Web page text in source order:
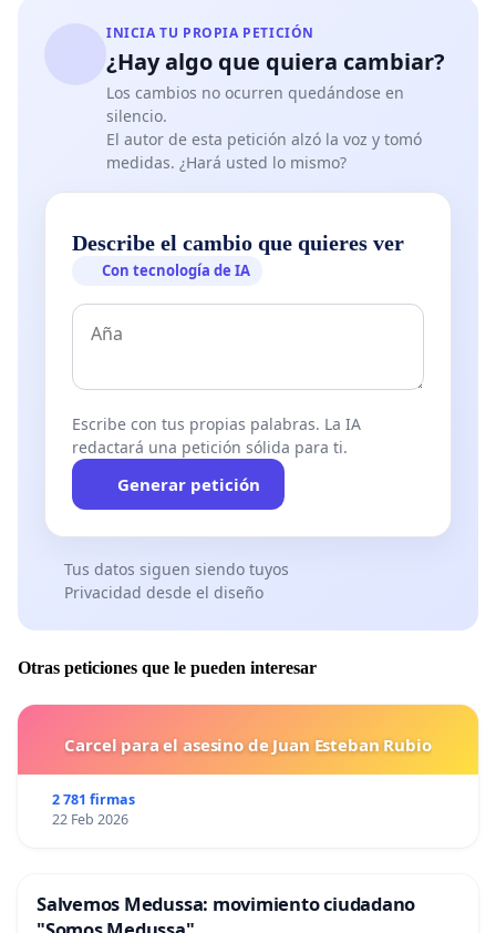
INICIA TU PROPIA PETICIÓN
¿Hay algo que quiera cambiar?
Los cambios no ocurren quedándose en
silencio.
El autor de esta petición alzó la voz y tomó
medidas. ¿Hará usted lo mismo?
Describe el cambio que quieres ver
Con tecnología de IA
Escribe con tus propias palabras. La IA
redactará una petición sólida para ti.
Generar petición
Tus datos siguen siendo tuyos
Privacidad desde el diseño
Otras peticiones que le pueden interesar
Carcel para el asesino de Juan Esteban Rubio
2 781 firmas
22 Feb 2026
Salvemos Medussa: movimiento ciudadano